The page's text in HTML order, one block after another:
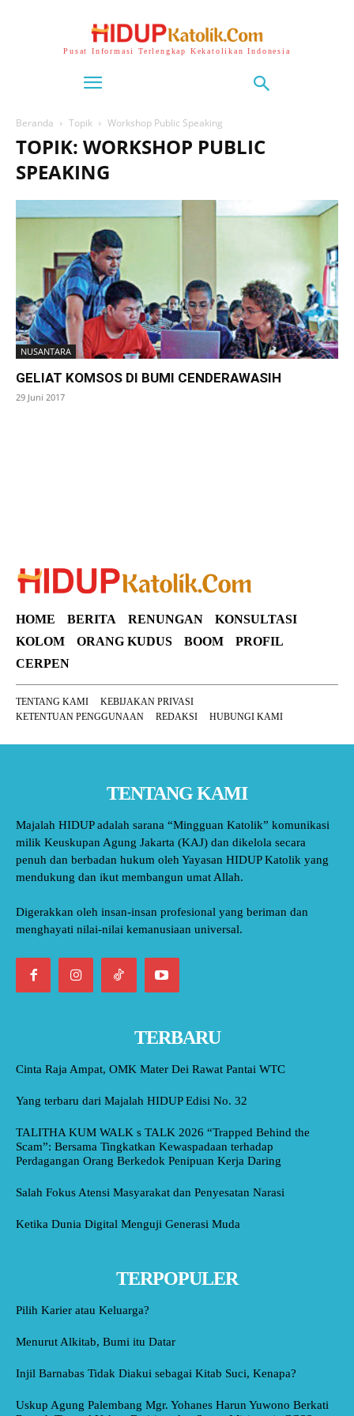
Pusat Informasi Terlengkap Kekatolikan Indonesia
Beranda Topik Workshop Public Speaking
TOPIK: WORKSHOP PUBLIC
SPEAKING
NUSANTARA
GELIAT KOMSOS DI BUMI CENDERAWASIH
29 Juni 2017
HOME BERITA RENUNGAN
KONSULTASI
KOLOM
ORANG KUDUS BOOM
PROFIL
CERPEN
TENTANG KAMI
KEBIJAKAN PRIVASI
KETENTUAN PENGGUNAAN
REDAKSI HUBUNGI KAMI
TENTANG KAMI
Majalah HIDUP adalah sarana “Mingguan Katolik” komunikasi
milik Keuskupan Agung Jakarta (KAJ) dan dikelola secara
penuh dan berbadan hukum oleh Yayasan HIDUP Katolik yang
mendukung dan ikut membangun umat Allah.
Digerakkan oleh insan-insan profesional yang beriman dan
menghayati nilai-nilai kemanusiaan universal.
TERBARU
Cinta Raja Ampat, OMK Mater Dei Rawat Pantai WTC
Yang terbaru dari Majalah HIDUP Edisi No. 32
TALITHA KUM WALK s TALK 2026 “Trapped Behind the
Scam”: Bersama Tingkatkan Kewaspadaan terhadap
Perdagangan Orang Berkedok Penipuan Kerja Daring
Salah Fokus Atensi Masyarakat dan Penyesatan Narasi
Ketika Dunia Digital Menguji Generasi Muda
TERPOPULER
Pilih Karier atau Keluarga?
Menurut Alkitab, Bumi itu Datar
Injil Barnabas Tidak Diakui sebagai Kitab Suci, Kenapa?
Uskup Agung Palembang Mgr. Yohanes Harun Yuwono Berkati